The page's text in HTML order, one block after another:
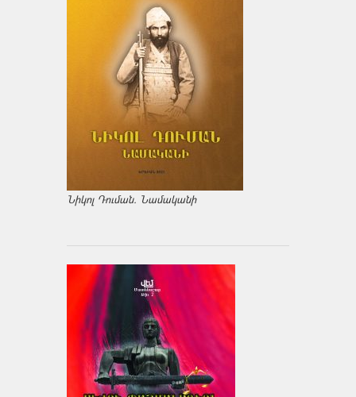
Նիկոլ Դուման. Նամականի